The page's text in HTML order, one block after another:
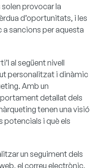
provocar la
d’oportunitats, i les
sancions per aquesta
al següent nivell
personalitzat i dinàmic
Amb un
detallat dels
tenen una visió
potencials i què els
un seguiment dels
el correu electrònic,